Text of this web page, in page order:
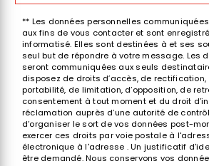
** Les données personnelles
aux fins de vous contacter et sont
informatisé. Elles sont destinées à et ses
seul but de répondre à votre message. Les
seront communiquées aux seuls
disposez de droits d’accès, de rectification,
portabilité, de limitation, d’opposition, de
consentement à tout moment et du droit
réclamation auprès d’une autorité de
d’organiser le sort de vos données post-
exercer ces droits par voie postale à
électronique à l'adresse . Un justificatif
être demandé. Nous conservons vos